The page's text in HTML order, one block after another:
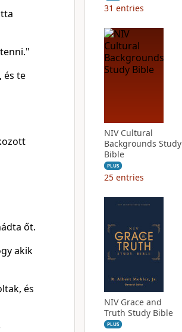
és te
őt.
akik
és
31 entries
NIV Cultural
Backgrounds Study
Bible
PLUS
25 entries
NIV Grace and
Truth Study Bible
PLUS